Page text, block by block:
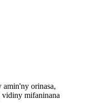
orinasa,
mifaninana